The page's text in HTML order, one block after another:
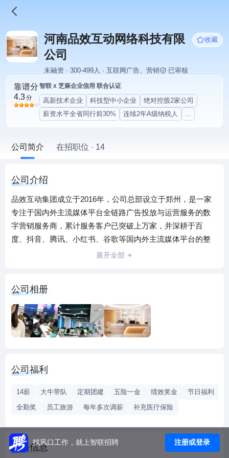
河南品效互动网络科技有限
公司
收藏
未融资 · 300-499人 · 互联网广告、营销 已审核
靠谱分
4.3分
智联 x 芝麻企业信用 联合认证
高新技术企业 科技型中小企业
绝对控股2家公司
薪资水平全省同行前30%
连续2年A级纳税人 ...
公司简介 在招职位 · 14
公司介绍
品效互动集团成立于2016年，公司总部设立于郑州，是一家
专注于国内外主流媒体平台全链路广告投放与运营服务的数
字营销服务商，累计服务客户已突破上万家，并深耕于百
度、抖音、腾讯、小红书、谷歌等国内外主流媒体平台的整
合运营。我们为企业提供从开户、充值、精准投流到代播、
妆、日化、服饰、大健康等多个重点行业。 我们始终以“整合
资源，驱动实效”为理念，致力于通过系统化运营与资源赋
能，助力品牌实现从流量获取到长效增长的全周期价值提
升。
展开全部
公司相册
公司福利
14薪 大牛带队 定期团建 五险一金 绩效奖金
节日福利
全勤奖
员工旅游 每年多次调薪 补充医疗保险
工商信息找风口工作，就上智联招聘 注册或登录